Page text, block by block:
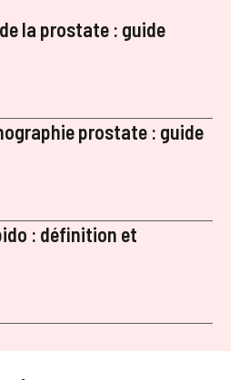
la prostate : guide
prostate : guide
: définition et